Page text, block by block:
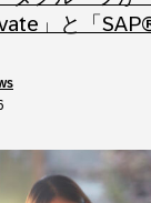
」と「